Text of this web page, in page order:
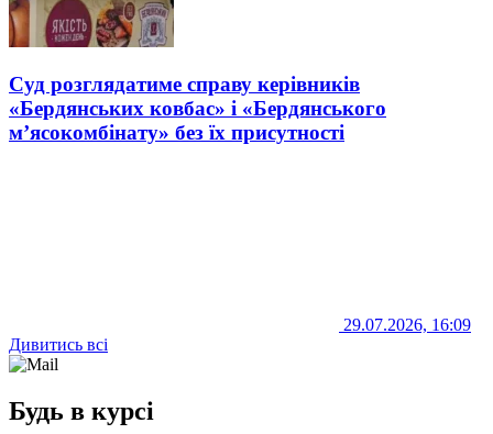
Суд розглядатиме справу керівників
«Бердянських ковбас» і «Бердянського
м’ясокомбінату» без їх присутності
29.07.2026, 16:09
Дивитись всі
Будь в курсі